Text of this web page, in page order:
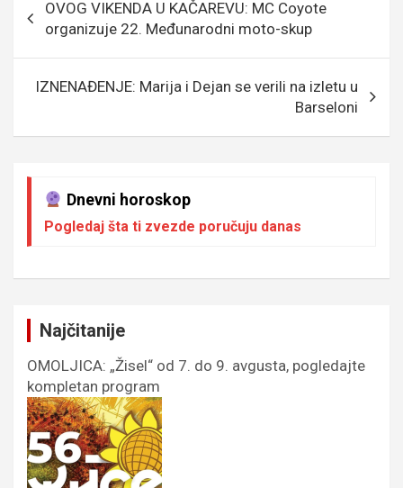
o
o
k
g
e
g
er
A
p
p
чланка
OVOG VIKENDA U KAČAREVU: MC Coyote
organizuje 22. Međunarodni moto-skup
IZNENAĐENJE: Marija i Dejan se verili na izletu u
Barseloni
Dnevni horoskop
Pogledaj šta ti zvezde poručuju danas
Najčitanije
OMOLJICA: „Žisel“ od 7. do 9. avgusta, pogledajte
kompletan program